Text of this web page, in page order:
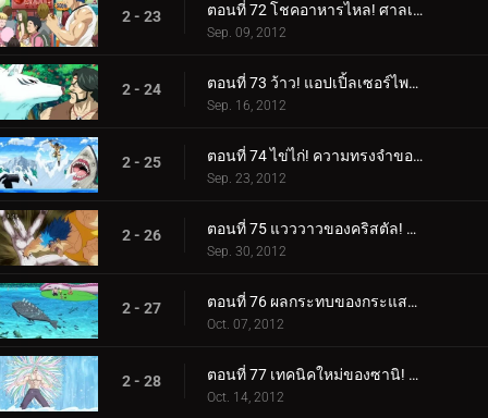
2 - 23 ตอนที่ 72 โชคอาหารไหล! ศาลเจ้านักแสวงบุญ!
Sep. 09, 2012
2 - 24 ตอนที่ 73 ว้าว! แอปเปิ้ลเซอร์ไพรส์สุดอัศจรรย์!
Sep. 16, 2012
2 - 25 ตอนที่ 74 ไข่ไก่! ความทรงจำของชายชรา Yocchi และภรรยาของเขา
Sep. 23, 2012
2 - 26 ตอนที่ 75 แวววาวของคริสตัล! ปลาสลิดส่องแสง!
Sep. 30, 2012
2 - 27 ตอนที่ 76 ผลกระทบของกระแสน้ำเชี่ยว! น้ำตกยักษ์ น้ำตกแห่งความตาย!
Oct. 07, 2012
2 - 28 ตอนที่ 77 เทคนิคใหม่ของซานิ! ผลแห่งการฝึกฝนอันงดงาม!
Oct. 14, 2012